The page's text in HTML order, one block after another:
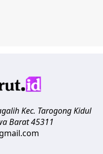
Kec. Tarogong Kidul
Barat45311